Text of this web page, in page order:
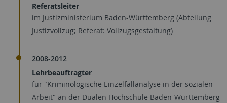
Referatsleiter
im Justizministerium Baden-Württemberg (Abteilung
Justizvollzug; Referat: Vollzugsgestaltung)
2008-2012
Lehrbeauftragter
für "Kriminologische Einzelfallanalyse in der sozialen
Arbeit" an der Dualen Hochschule Baden-Württemberg